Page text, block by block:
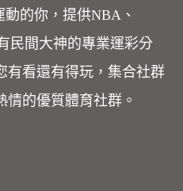
的你，提供NBA、
民間大神的專業運彩分
有看還有得玩，集合社群
的優質體育社群。